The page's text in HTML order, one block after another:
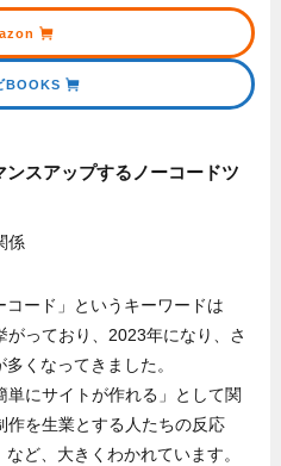
BOOKS
スアップするノーコードツ
係
ード」というキーワードは
っており、2023年になり、さ
くなってきました。
単にサイトが作れる」として関
作を生業とする人たちの反応
ど、大きくわかれています。